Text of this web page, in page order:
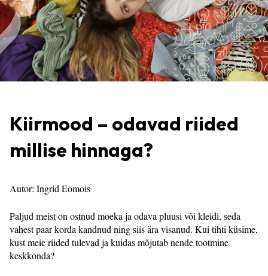
Kiirmood – odavad riided
millise hinnaga?
Autor: Ingrid Eomois
Paljud meist on ostnud moeka ja odava pluusi või kleidi, seda
vahest paar korda kandnud ning siis ära visanud. Kui tihti küsime,
kust meie riided tulevad ja kuidas mõjutab nende tootmine
keskkonda?